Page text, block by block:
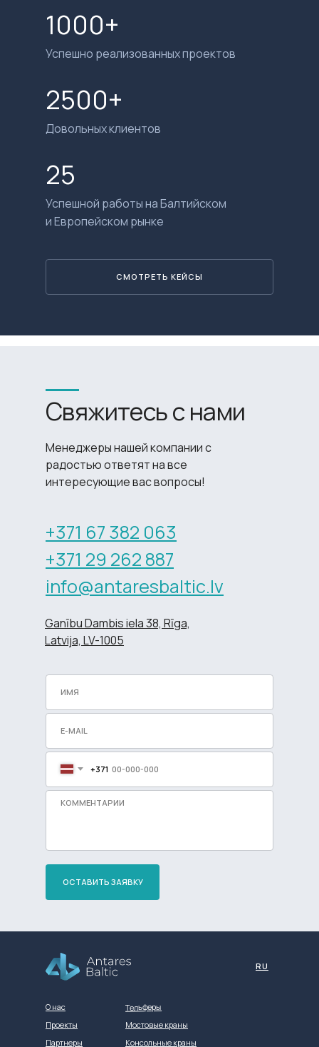
1000+
Успешно реализованных проектов
СМОТРЕТЬ КЕЙСЫ
25
Успешной работы на Балтийском
и Европейском рынке
2500+
Довольных клиентов
Менеджеры нашей компании с
радостью ответят на все
интересующие вас вопросы!
Свяжитесь с нами
+371 67 382 063
+371 29 262 887
info@antaresbaltic.lv
Ganību Dambis iela 38, Rīga,
Latvija, LV-1005
+371
ОСТАВИТЬ ЗАЯВКУ
О нас
Проекты
Партнеры
Тельферы
Мостовые краны
Консольные краны
RU
Разработка сайта